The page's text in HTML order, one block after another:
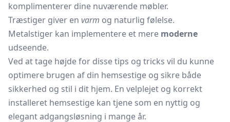
komplimenterer dine nuværende møbler.
Træstiger giver en varm og naturlig følelse.
Metalstiger kan implementere et mere moderne
udseende.
Ved at tage højde for disse tips og tricks vil du kunne
optimere brugen af din hemsestige og sikre både
sikkerhed og stil i dit hjem. En velplejet og korrekt
installeret hemsestige kan tjene som en nyttig og
elegant adgangsløsning i mange år.